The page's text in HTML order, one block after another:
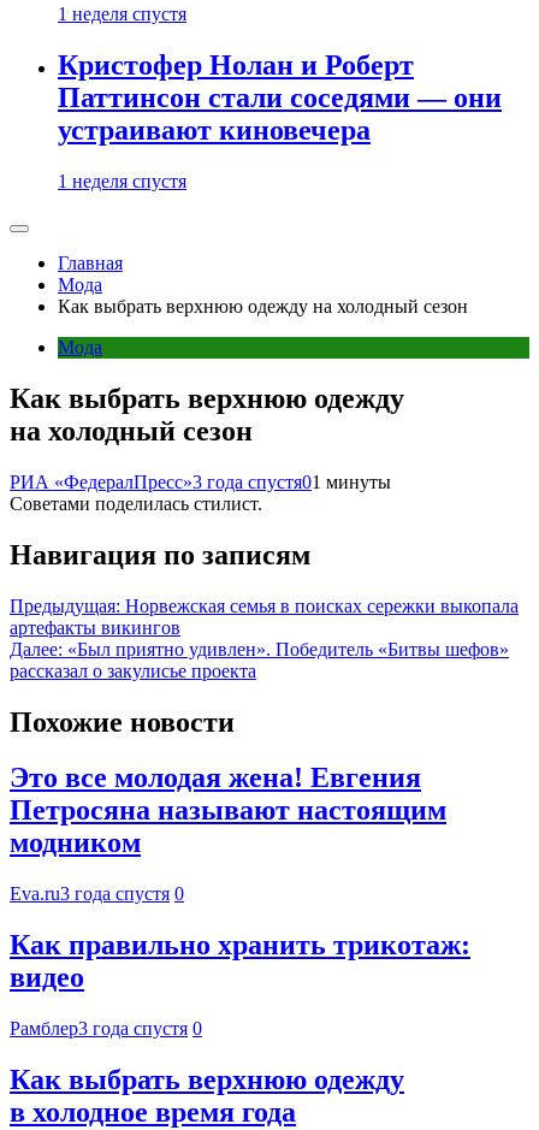
1 неделя спустя
Кристофер Нолан и Роберт
Паттинсон стали соседями — они
устраивают киновечера
1 неделя спустя
Главная
Мода
Как выбрать верхнюю одежду на холодный сезон
Мода
Как выбрать верхнюю одежду
на холодный сезон
РИА «ФедералПресс»3 года спустя01 минуты
Советами поделилась стилист.
Навигация по записям
Предыдущая: Норвежская семья в поисках сережки выкопала
артефакты викингов
Далее: «Был приятно удивлен». Победитель «Битвы шефов»
рассказал о закулисье проекта
Похожие новости
Это все молодая жена! Евгения
Петросяна называют настоящим
модником
Eva.ru3 года спустя 0
Как правильно хранить трикотаж:
видео
Рамблер3 года спустя 0
Как выбрать верхнюю одежду
в холодное время года